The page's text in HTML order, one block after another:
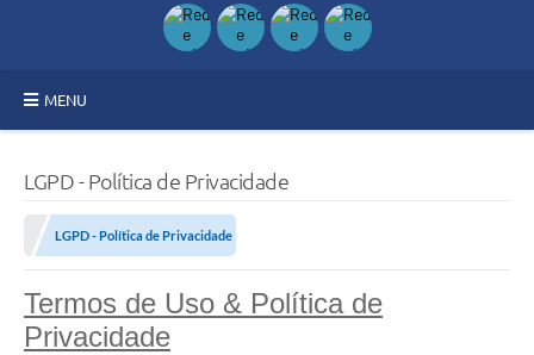
MENU
ÁGUA
ESGOTO
COMPRAS E LICITAÇÕES
LGPD - Política de Privacidade
LGPD - Política de Privacidade
Termos de Uso & Política de
Privacidade